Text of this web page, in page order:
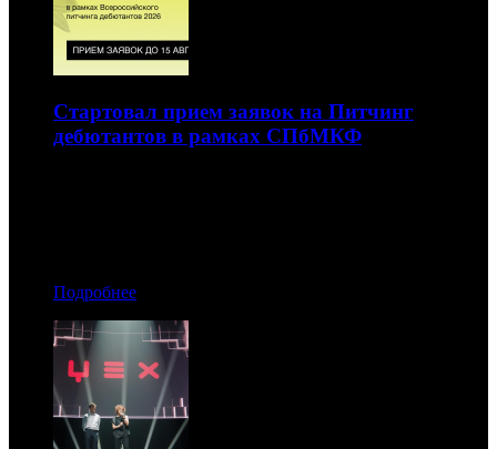
Стартовал прием заявок на Питчинг
дебютантов в рамках СПбМКФ
Подробнее